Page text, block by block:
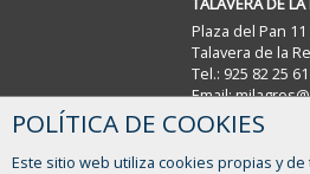
Plaza del Pan 11
Talavera de la
Tel.: 925 82 25 61
Email:
POLÍTICA DE COOKIES
Este sitio web utiliza cookies propias y